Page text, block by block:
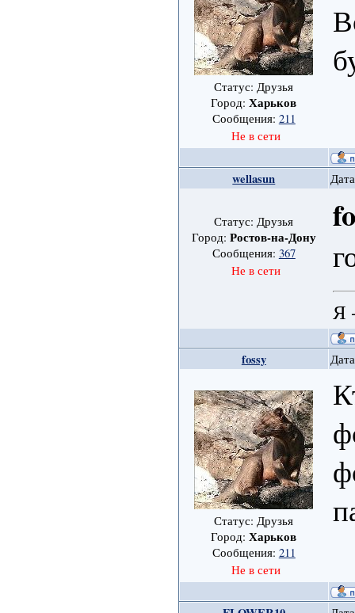
Статус: Друзья
Город:Харьков
Сообщения: 211
Не в сети
wellasun
Статус: Друзья
Город: Ростов-на-Дону
Сообщения: 367
Не в сети
Я
fossy
Статус: Друзья
Город:Харьков
Сообщения: 211
Не в сети